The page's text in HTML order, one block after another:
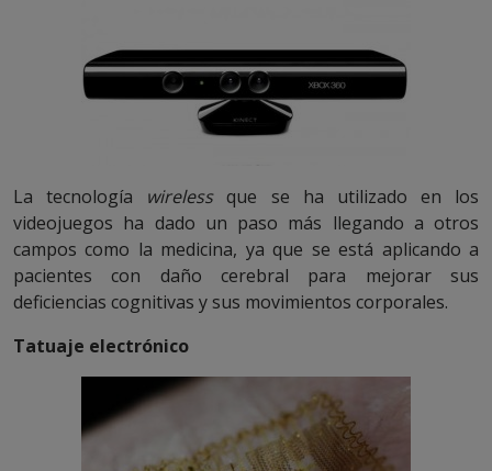
La tecnología wirelessque se ha utilizado en los
videojuegos ha dado un paso más llegando a otros
campos como la medicina, ya que se está aplicando a
pacientes con daño cerebral para mejorar sus
deficiencias cognitivas y sus movimientos corporales.
Tatuaje electrónico